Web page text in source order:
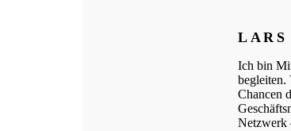
Ich bin
begleiten.
Chancen
Netzwerk